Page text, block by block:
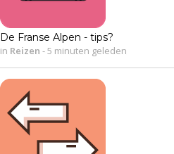
De Franse Alpen - tips?
in Reizen -5 minuten geleden